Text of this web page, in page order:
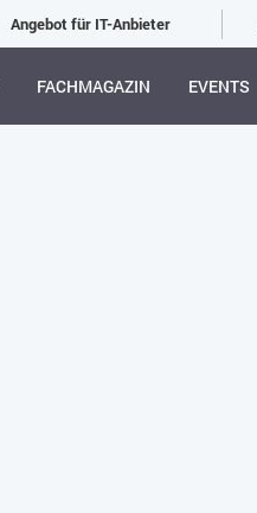
Angebot für IT-Anbieter
FACHMAGAZIN EVENTS